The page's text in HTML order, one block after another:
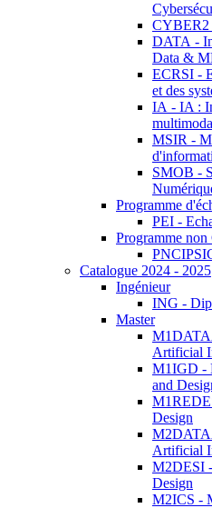
CYBER2
DATA -
Data &
ECRSI -
et des
IA - IA :
MSIR -
SMOB -
Programme
PEI -
Programme non
Catalogue 2024 - 2025
Ingénieur
ING -
Master
Artificial
M1IGD -
and
Design
Artificial
M2DESI
Design
M2ICS -